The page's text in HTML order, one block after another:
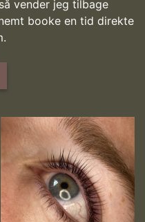
vender jeg tilbage
booke en tid direkte